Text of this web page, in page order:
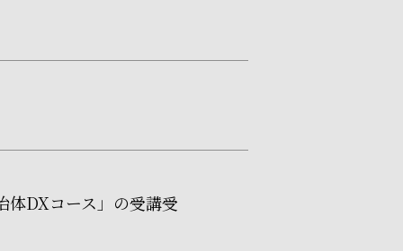
DXコース」の受講受